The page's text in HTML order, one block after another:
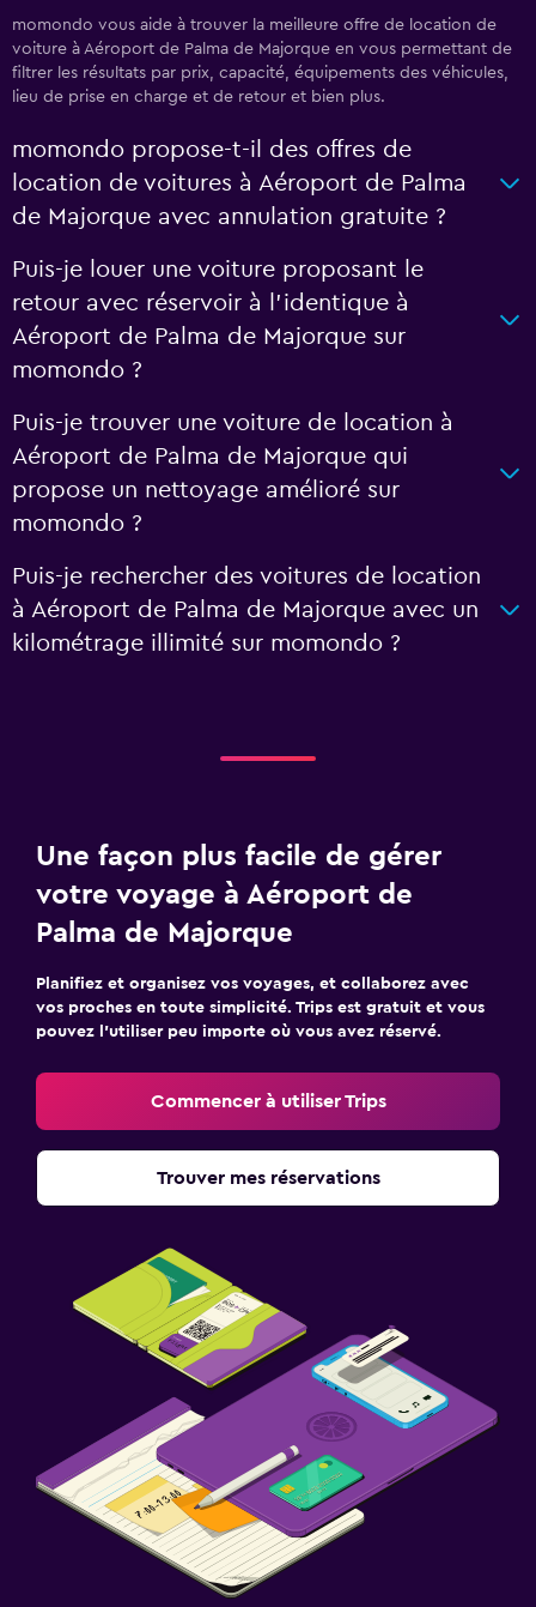
momondo vous aide à trouver la meilleure offre de location de
voiture à Aéroport de Palma de Majorque en vous permettant de
filtrer les résultats par prix, capacité, équipements des véhicules,
lieu de prise en charge et de retour et bien plus.
momondo propose-t-il des offres de
location de voitures à Aéroport de Palma
de Majorque avec annulation gratuite ?
Puis-je louer une voiture proposant le
retour avec réservoir à l’identique à
Aéroport de Palma de Majorque sur
momondo ?
Puis-je trouver une voiture de location à
Aéroport de Palma de Majorque qui
propose un nettoyage amélioré sur
momondo ?
Puis-je rechercher des voitures de location
à Aéroport de Palma de Majorque avec un
kilométrage illimité sur momondo ?
Une façon plus facile de gérer
votre voyage à Aéroport de
Palma de Majorque
Planifiez et organisez vos voyages, et collaborez avec
vos proches en toute simplicité. Trips est gratuit et vous
pouvez l’utiliser peu importe où vous avez réservé.
Commencer à utiliser Trips
Trouver mes réservations